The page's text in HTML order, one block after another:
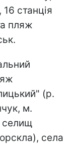
станція
пляж
(р.
м.
селищ
села